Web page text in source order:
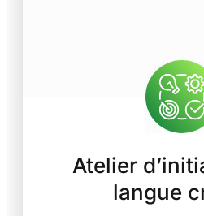
Atelier
langue